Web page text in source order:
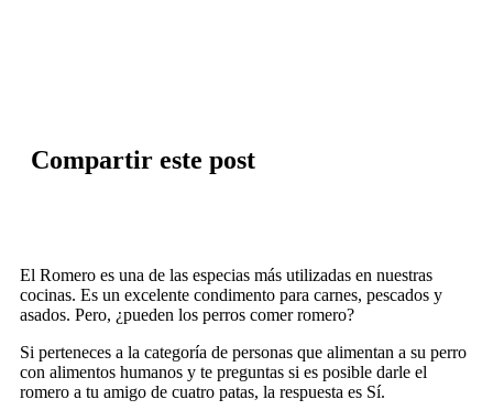
Compartir este post
El Romero es una de las especias más utilizadas en nuestras
cocinas. Es un excelente condimento para carnes, pescados y
asados. Pero, ¿pueden los perros comer romero?
Si perteneces a la categoría de personas que alimentan a su perro
con alimentos humanos y te preguntas si es posible darle el
romero a tu amigo de cuatro patas, la respuesta es Sí.